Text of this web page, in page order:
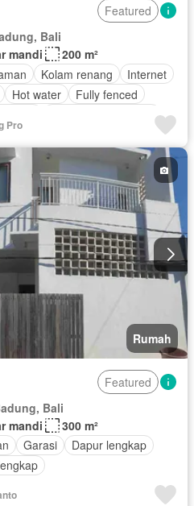
Featured
Bali
mandi
200 m²
Kolam renang
Internet
Hot water
Fully fenced
Pro
Rumah
Featured
Bali
mandi
300 m²
Garasi
Dapur lengkap